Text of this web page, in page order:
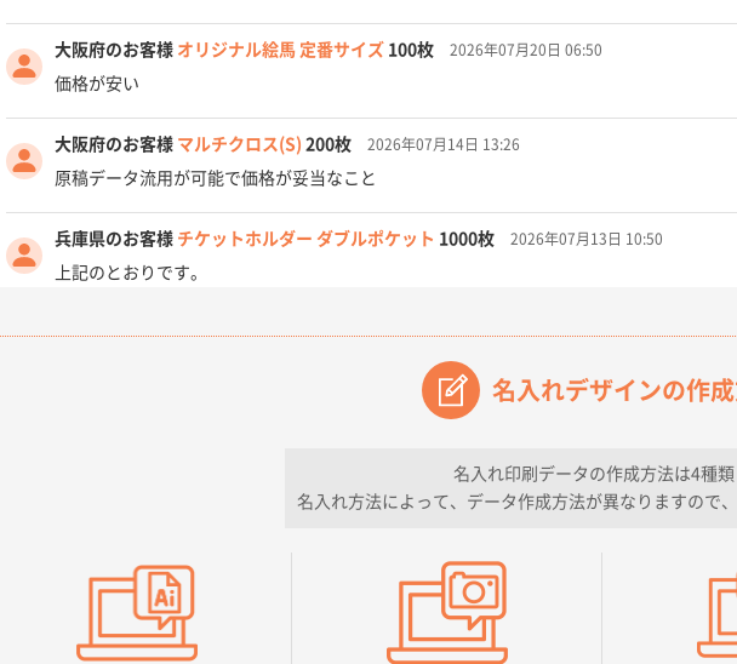
大阪府のお客様 オリジナル絵馬 定番サイズ 100枚 2026年07月20日 06:50
価格が安い
大阪府のお客様 マルチクロス(S) 200枚 2026年07月14日 13:26
原稿データ流用が可能で価格が妥当なこと
兵庫県のお客様 チケットホルダー ダブルポケット 1000枚 2026年07月13日 10:50
上記のとおりです。
愛知県I社様 【オーダー商品】特別ご注文ページ043000枚 2026年07月03日 09:23
価格 大丈夫そうな会社に見えた
大阪府のお客様 A4フルカラークリアファイル 1000枚 2026年06月11日 14:46
前回使用して良かった。
名入れデザインの作
名入れ印刷データの作成方法は4種類
名入れ方法によって、データ作成方法が異なりますので